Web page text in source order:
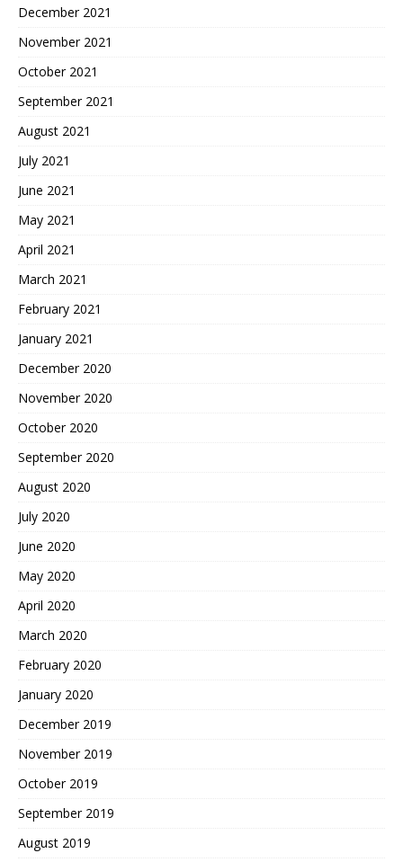
December 2021
November 2021
October 2021
September 2021
August 2021
July 2021
June 2021
May 2021
April 2021
March 2021
February 2021
January 2021
December 2020
November 2020
October 2020
September 2020
August 2020
July 2020
June 2020
May 2020
April 2020
March 2020
February 2020
January 2020
December 2019
November 2019
October 2019
September 2019
August 2019